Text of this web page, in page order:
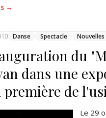
→
Danse Spectacle Nouvelles
du
dans une
première de
Le 29